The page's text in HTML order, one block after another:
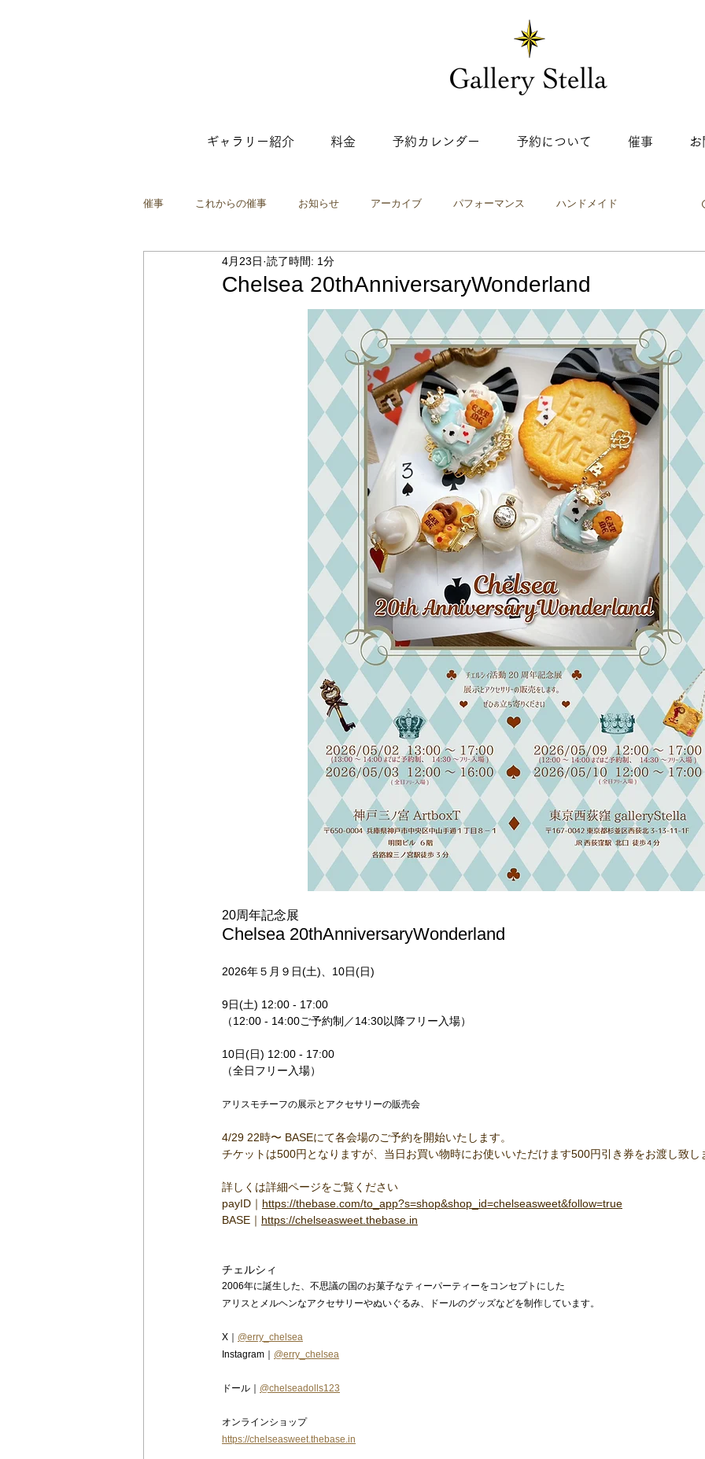
ギャラリー紹介 料金 予約カレンダー 予約について 催事
催事 これからの催事 お知らせ アーカイブ パフォーマンス ハンドメイド
ファッション ポップアップショップ
インスタレーション
Chelsea 20thAnniversaryWonderland
4月23日 読了時間: 1分
20周年記念展
Chelsea 20thAnniversaryWonderland
2026年５月９日(土)、10日(日)
9日(土) 12:00 - 17:00
（12:00 - 14:00ご予約制／14:30以降フリー入場）
10日(日) 12:00 - 17:00
（全日フリー入場）
アリスモチーフの展示とアクセサリーの販売会
4/29 22時〜 BASEにて各会場のご予約を開始いたします。
チケットは500円となりますが、当日お買い物時にお使いいただけます500円引き券をお渡し致
詳しくは詳細ページをご覧ください
payID｜ https://thebase.com/to_app?s=shop&shop_id=chelseasweet&follow=true
BASE｜ https://chelseasweet.thebase.in
チェルシィ
2006年に誕生した、不思議の国のお菓子なティーパーティーをコンセプトにした
アリスとメルヘンなアクセサリーやぬいぐるみ、ドールのグッズなどを制作しています。
X｜ @erry_chelsea
Instagram｜ @erry_chelsea
ドール｜ @chelseadolls123
オンラインショップ
https://chelseasweet.thebase.in